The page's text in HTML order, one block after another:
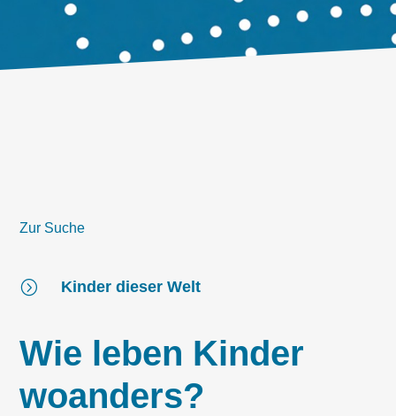
Zur Suche
= Kinder dieser Welt
Wie leben Kinder
woanders?